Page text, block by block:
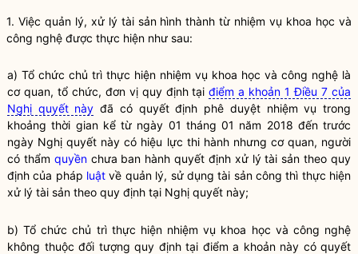
1. Việc quản lý, xử lý tài sản hình thành từ nhiệm vụ khoa học và
công nghệ được thực hiện như sau:
a) Tổ chức chủ trì thực hiện nhiệm vụ khoa học và công nghệ là
cơ quan, tổ chức, đơn vị quy định tạiđiểm a khoản 1 Điều 7 của
Nghị quyết này đã có quyết định phê duyệt nhiệm vụ trong
khoảng thời gian kể từ ngày 01 tháng 01 năm 2018 đến trước
ngày Nghị quyết này có hiệu lực thi hành nhưng cơ quan, người
có thẩm quyềnchưa ban hành quyết định xử lý tài sản theo quy
định của pháp luật về quản lý, sử dụng tài sản công thì thực hiện
xử lý tài sản theo quy định tại Nghị quyết này;
b) Tổ chức chủ trì thực hiện nhiệm vụ khoa học và công nghệ
không thuộc đối tượng quy định tại điểm a khoản này có quyết